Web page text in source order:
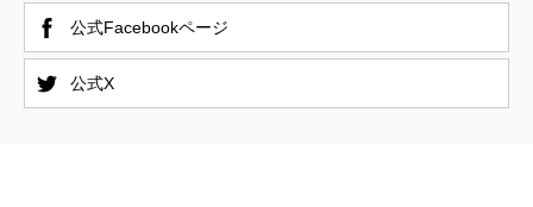
公式Facebookページ
公式X